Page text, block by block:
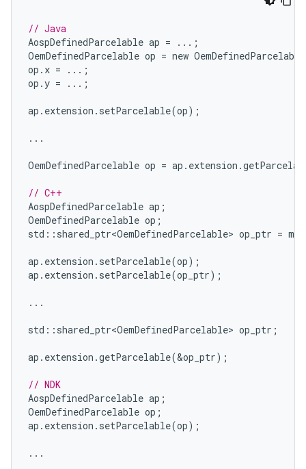
// Java
AospDefinedParcelable ap =
...;
OemDefinedParcelable op = new OemDefinedParcelable
op . x =
...;
op .y = ...;
ap . extension . setParcelable(op);
...
OemDefinedParcelable op = ap . extension .
// C++
AospDefinedParcelable ap ;
OemDefinedParcelable op ;
std :: shared_ptr<OemDefinedParcelable> op_ptr =
ap . extension . setParcelable(op);
ap . extension . setParcelable(op_ptr);
...
std :: shared_ptr<OemDefinedParcelable> op_ptr ;
ap . extension .getParcelable(&op_ptr);
// NDK
AospDefinedParcelable ap ;
OemDefinedParcelable op ;
ap . extension . setParcelable(op);
...